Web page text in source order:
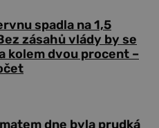
spadla na 1,5
zásahů vlády by se
kolem dvou procent –
dne byla prudká